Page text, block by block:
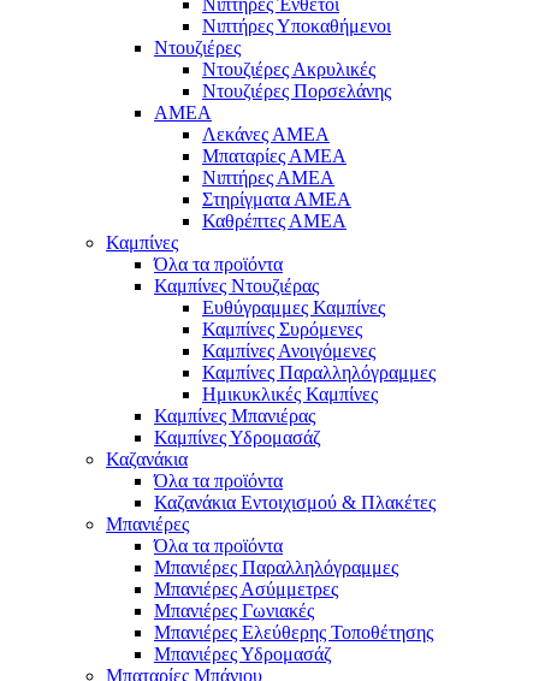
Νιπτήρες Υποκαθήμενοι
Ντουζιέρες
Ντουζιέρες Ακρυλικές
Ντουζιέρες Πορσελάνης
ΑΜΕΑ
Λεκάνες ΑΜΕΑ
Μπαταρίες ΑΜΕΑ
Νιπτήρες ΑΜΕΑ
Στηρίγματα ΑΜΕΑ
Καθρέπτες ΑΜΕΑ
Καμπίνες
Όλα τα προϊόντα
Καμπίνες Ντουζιέρας
Ευθύγραμμες Καμπίνες
Καμπίνες Συρόμενες
Καμπίνες Ανοιγόμενες
Καμπίνες Παραλληλόγραμμες
Ημικυκλικές Καμπίνες
Καμπίνες Μπανιέρας
Καμπίνες Υδρομασάζ
Καζανάκια
Όλα τα προϊόντα
Καζανάκια Εντοιχισμού & Πλακέτες
Μπανιέρες
Όλα τα προϊόντα
Μπανιέρες Παραλληλόγραμμες
Μπανιέρες Ασύμμετρες
Μπανιέρες Γωνιακές
Μπανιέρες Ελεύθερης Τοποθέτησης
Μπανιέρες Υδρομασάζ
Μπαταρίες Μπάνιου